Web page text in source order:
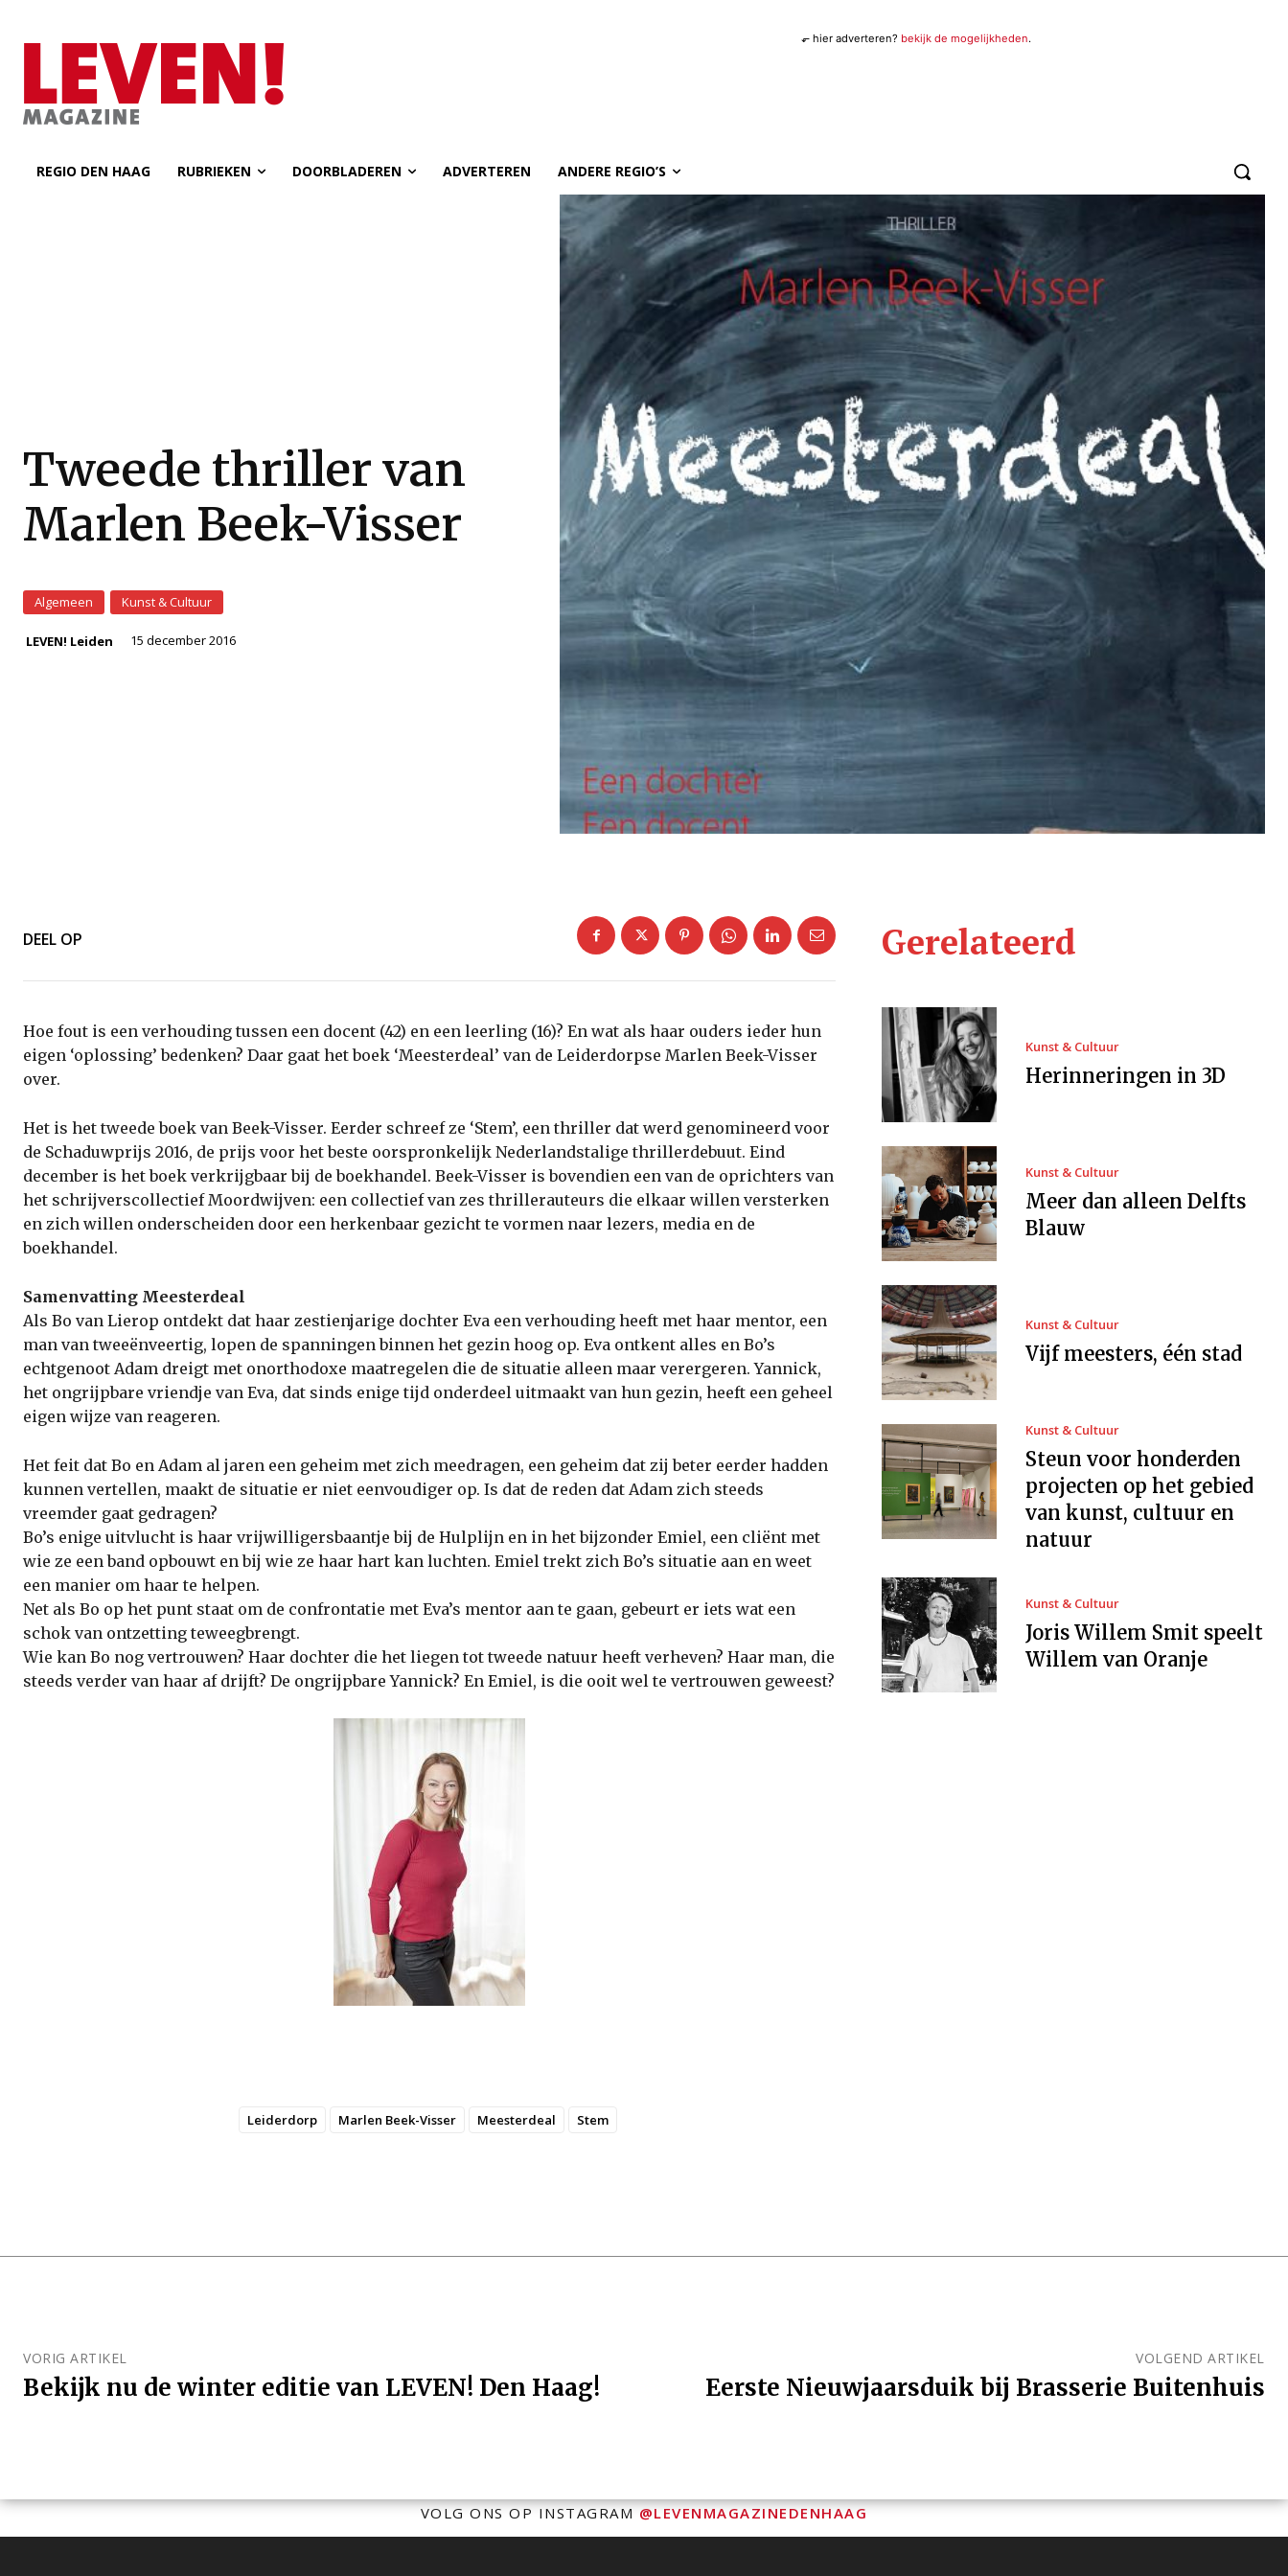
⬐ hier adverteren? bekijk de mogelijkheden.
REGIO DEN HAAG RUBRIEKEN DOORBLADEREN ADVERTEREN ANDERE REGIO’S
Tweede thriller van
Marlen Beek-Visser
Algemeen Kunst & Cultuur
LEVEN! Leiden 15 december 2016
DEEL OP
Hoe fout is een verhouding tussen een docent (42) en een leerling (16)? En wat als haar ouders ieder hun
eigen ‘oplossing’ bedenken? Daar gaat het boek ‘Meesterdeal’ van de Leiderdorpse Marlen Beek-Visser
over.
Het is het tweede boek van Beek-Visser. Eerder schreef ze ‘Stem’, een thriller dat werd genomineerd voor
de Schaduwprijs 2016, de prijs voor het beste oorspronkelijk Nederlandstalige thrillerdebuut. Eind
december is het boek verkrijgbaar bij de boekhandel. Beek-Visser is bovendien een van de oprichters van
het schrijverscollectief Moordwijven: een collectief van zes thrillerauteurs die elkaar willen versterken
en zich willen onderscheiden door een herkenbaar gezicht te vormen naar lezers, media en de
boekhandel.
Samenvatting Meesterdeal
Als Bo van Lierop ontdekt dat haar zestienjarige dochter Eva een verhouding heeft met haar mentor, een
man van tweeënveertig, lopen de spanningen binnen het gezin hoog op. Eva ontkent alles en Bo’s
echtgenoot Adam dreigt met onorthodoxe maatregelen die de situatie alleen maar verergeren. Yannick,
het ongrijpbare vriendje van Eva, dat sinds enige tijd onderdeel uitmaakt van hun gezin, heeft een geheel
eigen wijze van reageren.
Het feit dat Bo en Adam al jaren een geheim met zich meedragen, een geheim dat zij beter eerder hadden
kunnen vertellen, maakt de situatie er niet eenvoudiger op. Is dat de reden dat Adam zich steeds
vreemder gaat gedragen?
Bo’s enige uitvlucht is haar vrijwilligersbaantje bij de Hulplijn en in het bijzonder Emiel, een cliënt met
wie ze een band opbouwt en bij wie ze haar hart kan luchten. Emiel trekt zich Bo’s situatie aan en weet
een manier om haar te helpen.
Net als Bo op het punt staat om de confrontatie met Eva’s mentor aan te gaan, gebeurt er iets wat een
schok van ontzetting teweegbrengt.
Wie kan Bo nog vertrouwen? Haar dochter die het liegen tot tweede natuur heeft verheven? Haar man, die
steeds verder van haar af drijft? De ongrijpbare Yannick? En Emiel, is die ooit wel te vertrouwen geweest?
Leiderdorp Marlen Beek-Visser Meesterdeal Stem
Gerelateerd
Kunst & Cultuur
Herinneringen in 3D
Kunst & Cultuur
Meer dan alleen Delfts
Blauw
Kunst & Cultuur
Vijf meesters, één stad
Kunst & Cultuur
Steun voor honderden
projecten op het gebied
van kunst, cultuur en
natuur
Kunst & Cultuur
Joris Willem Smit speelt
Willem van Oranje
VORIG ARTIKEL
Bekijk nu de winter editie van LEVEN! Den Haag!
VOLGEND ARTIKEL
Eerste Nieuwjaarsduik bij Brasserie Buitenhuis
VOLG ONS OP INSTAGRAM @LEVENMAGAZINEDENHAAG